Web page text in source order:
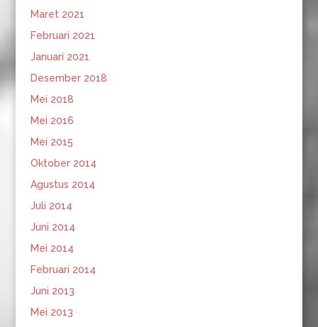
Maret 2021
Februari 2021
Januari 2021
Desember 2018
Mei 2018
Mei 2016
Mei 2015
Oktober 2014
Agustus 2014
Juli 2014
Juni 2014
Mei 2014
Februari 2014
Juni 2013
Mei 2013